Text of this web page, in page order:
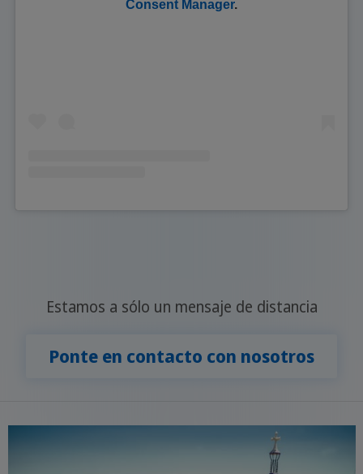
Consent Manager.
Estamos a sólo un mensaje de distancia
Ponte en contacto con nosotros